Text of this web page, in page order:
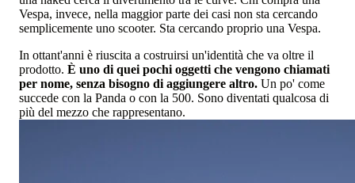
Vespa, invece, nella maggior parte dei casi non sta cercando
semplicemente uno scooter. Sta cercando proprio una Vespa.
In ottant'anni è riuscita a costruirsi un'identità che va oltre il
prodotto. È uno di quei pochi oggetti che vengono chiamati
per nome, senza bisogno di aggiungere altro. Un po' come
succede con la Panda o con la 500. Sono diventati qualcosa di
più del mezzo che rappresentano.